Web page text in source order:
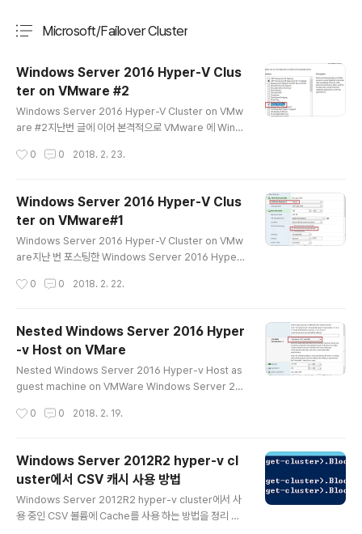
Microsoft/Failover Cluster
Windows Server 2016 Hyper-V Clus
ter on VMware #2
Windows Server 2016 Hyper-V Cluster on VMw
are #2지난번 글에 이어 본격적으로 VMware 에 Wind
각 노드에 Hyper-v 는 이미 설치 하였다는 가정하에 Fail
검사를 진행합니다. 유효성검사가 문제없이 완료되면 아래
와 같이 클러스터를 생성합니다. 클러스터의 생성이 완료
되면 아래 그림 처럼 hyper-v 클러스터에서 사용할 공유
디스클 CSV 볼륨으로 변경합니다. CSV볼륨으로 생성 된
니다. 그리고 VM을 생..
0 0 2018. 2. 23.
Windows Server 2016 Hyper-V Clus
ter on VMware#1
Windows Server 2016 Hyper-V Cluster on VMw
are지난 번 포스팅한 Windows Server 2016 Hyper-
설치 하는 방법을 참고하여 이번에는 VMWare에 Windo
est Machine on VMWare esxi6.0[작업 방법]먼저 V
center를 통해서 2대의 Windows Server 2016 게스
트 머신을 만들고 지난 번 포스팅 한 Windows Server
2016 Hyper-v 서버를 VMWare Esxi6.0 호스트에 게
0 0 2018. 2. 22.
Nested Windows Server 2016 Hyper
-v Host on VMare
Nested Windows Server 2016 Hyper-v Host as
guest machine on VMWare Windows Server 20
트 머신으로 설치 하는 방법입니다. Windows 2016 서
설치시 기본적으로 아래 그림 처럼 Automatic으로 설정
이 됩니다. VMWare에서 Windows 게스트 머신을 설치
하는 방법은 따로 설명 드리지 않고 Vcenter를 통해서 Wi
ndows Server 2016 게스트 머신을 생성하였다고 가정
0 0 2018. 2. 19.
Windows Server 2012R2 hyper-v cl
uster에서 CSV 캐시 사용 방법
Windows Server 2012R2 hyper-v cluster에서 사
용 중인 CSV 볼륨에 Cache를 사용 하는 방법을 정리 해